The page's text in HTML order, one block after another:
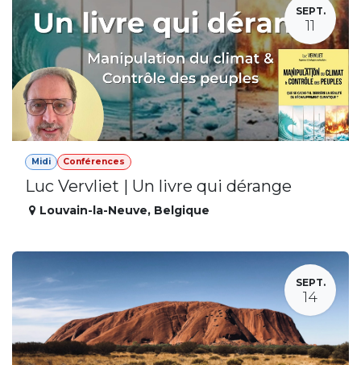
SEPT.
11
Midi Conférences
Luc Vervliet | Un livre qui dérange
Louvain-la-Neuve, Belgique
SEPT.
14